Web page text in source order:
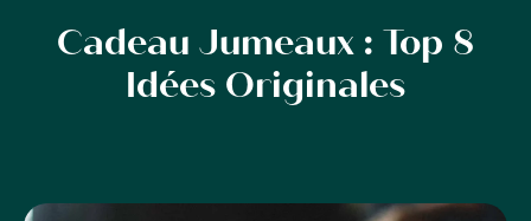
+
Cadeau Jumeaux : Top 8
Idées Originales